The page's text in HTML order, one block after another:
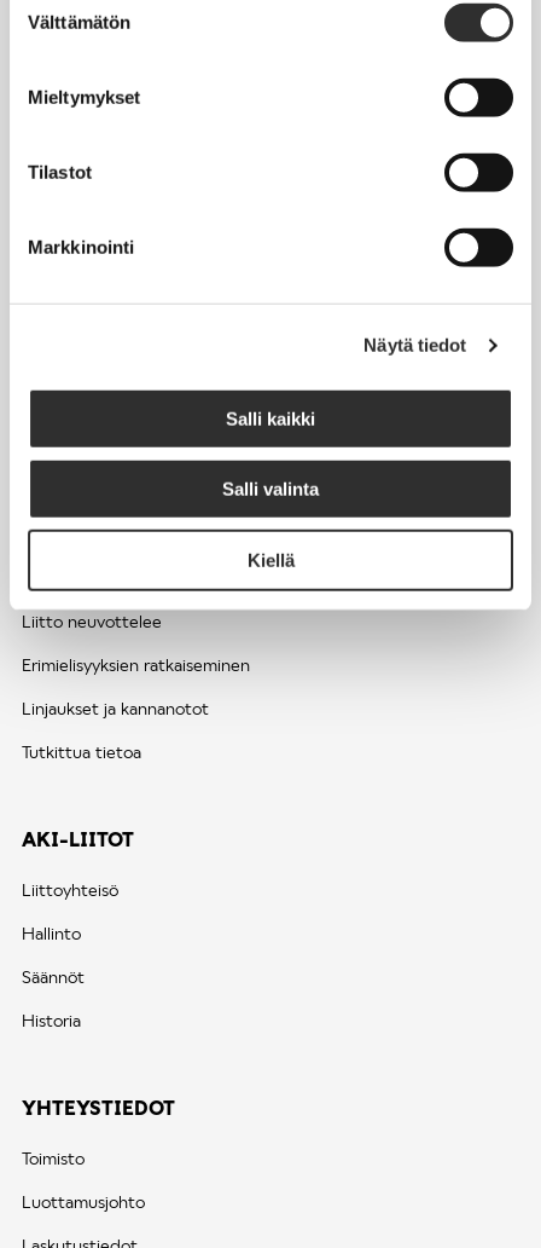
valinta
Välttämätön
Mieltymykset
Tilastot
Markkinointi
Näytä tiedot
Salli kaikki
Salli valinta
Kiellä
KirVESTES 2025-2028, KJTES sekä muut työ- ja
Palkkaus
Työttömyys ja lomautukset
Kesätyöntekijän työehdot ja palkkaus seurakuntien hengellisessä
EDUNVALVONTA
Liitto neuvottelee
Erimielisyyksien ratkaiseminen
Linjaukset ja kannanotot
Tutkittua tietoa
AKI-LIITOT
Liittoyhteisö
Hallinto
Säännöt
Historia
YHTEYSTIEDOT
Toimisto
Luottamusjohto